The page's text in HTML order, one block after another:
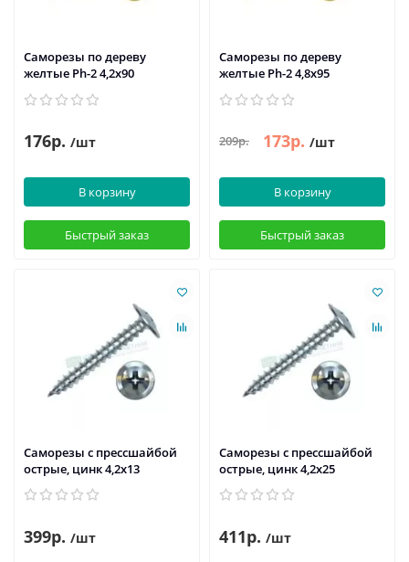
Саморезы по дереву
желтые Ph-2 4,2x90
176р. /шт
В корзину
Быстрый заказ
Саморезы по дереву
желтые Ph-2 4,8x95
209р. 173р. /шт
В корзину
Быстрый заказ
Саморезы с прессшайбой
острые, цинк 4,2х13
399р. /шт
Саморезы с прессшайбой
острые, цинк 4,2х25
411р. /шт